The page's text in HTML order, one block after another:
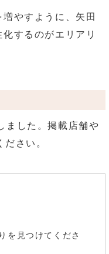
やすように、矢田
するのがエリアリ
ました。掲載店舗や
さい。
を見つけてくださ